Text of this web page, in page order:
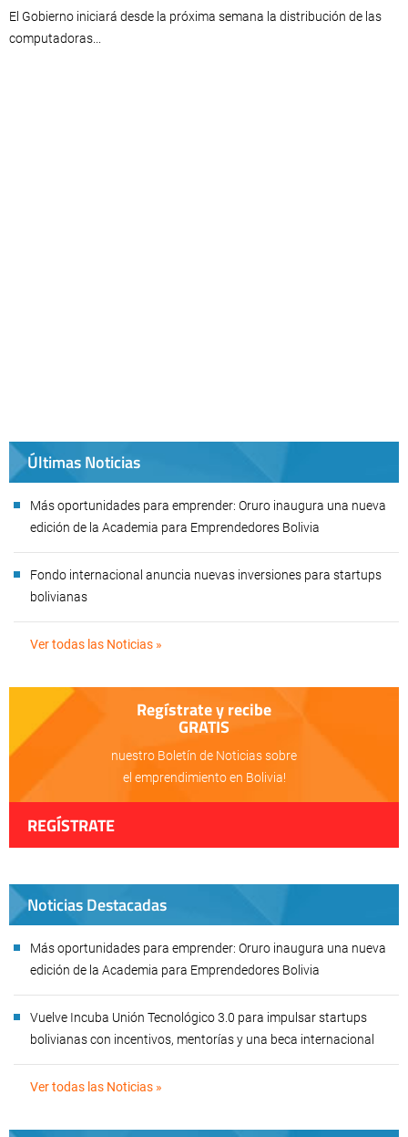
El Gobierno iniciará desde la próxima semana la distribución de las
computadoras...
Últimas Noticias
Más oportunidades para emprender: Oruro inaugura una nueva
edición de la Academia para Emprendedores Bolivia
Fondo internacional anuncia nuevas inversiones para startups
bolivianas
Ver todas las Noticias »
Regístrate y recibe
GRATIS
nuestro Boletín de Noticias sobre
el emprendimiento en Bolivia!
REGÍSTRATE
Noticias Destacadas
Más oportunidades para emprender: Oruro inaugura una nueva
edición de la Academia para Emprendedores Bolivia
Vuelve Incuba Unión Tecnológico 3.0 para impulsar startups
bolivianas con incentivos, mentorías y una beca internacional
Ver todas las Noticias »